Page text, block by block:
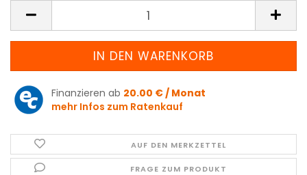
Finanzieren ab 20.00 € / Monat
mehr Infos zum Ratenkauf
AUF DEN MERKZETTEL
FRAGE ZUM PRODUKT